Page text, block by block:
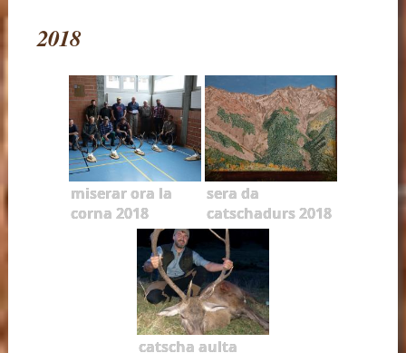
2018
miserar ora la
corna 2018
sera da
catschadurs 2018
catscha aulta